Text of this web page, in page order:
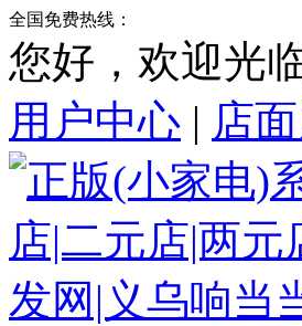
全国免费热线：
您好，欢迎光
用户中心 | 店